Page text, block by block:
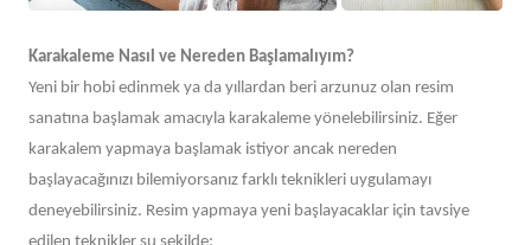
Karakaleme Nasıl ve Nereden Başlamalıyım?
Yeni bir hobi edinmek ya da yıllardan beri arzunuz olan resim
sanatına başlamak amacıyla karakaleme yönelebilirsiniz. Eğer
karakalem yapmaya başlamak istiyor ancak nereden
başlayacağınızı bilemiyorsanız farklı teknikleri uygulamayı
deneyebilirsiniz. Resim yapmaya yeni başlayacaklar için tavsiye